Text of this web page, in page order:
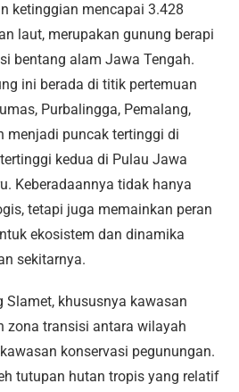
ketinggian mencapai 3.428
laut, merupakan gunung berapi
bentang alam Jawa Tengah.
ini berada di titik pertemuan
Purbalingga, Pemalang,
menjadi puncak tertinggi di
kedua di Pulau Jawa
Keberadaannya tidak hanya
tetapi juga memainkan peran
ekosistem dan dinamika
sekitarnya.
Slamet, khususnya kawasan
zona transisi antara wilayah
konservasi pegunungan.
tutupan hutan tropis yang relatif